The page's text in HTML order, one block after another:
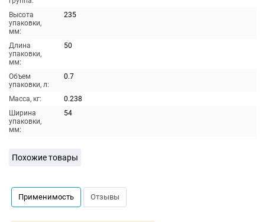
Высота
упаковки,
мм:
235
Длина
упаковки,
мм:
50
Объем
упаковки, л:
0.7
Масса, кг:
0.238
Ширина
упаковки,
мм:
54
Похожие товары
Применимость Отзывы